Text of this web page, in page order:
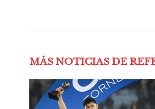
MÁS NOTICIAS DE